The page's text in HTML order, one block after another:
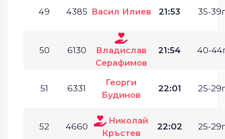
49 4385 Васил Илиев 21:53 35-
50 6130
Владислав
Серафимов
21:54 40-
51 6331
Георги
Будинов
22:01 25-
52 4660
Николай
Кръстев
22:02 25-